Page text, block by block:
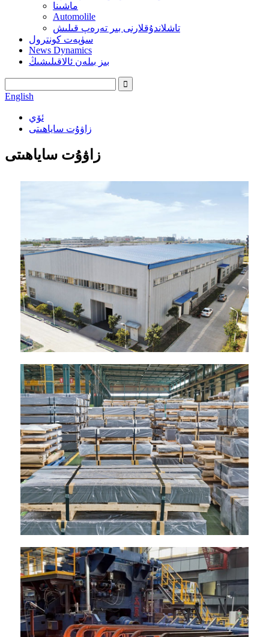
ماشىنا
Automolile
تاشلاندۇقلارنى بىر تەرەپ قىلىش
سۈپەت كونترول
News Dynamics
بىز بىلەن ئالاقىلىشىڭ
English
ئۆي
زاۋۇت ساياھىتى
زاۋۇت ساياھىتى